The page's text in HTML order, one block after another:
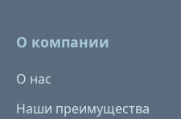
О компании
О нас
Наши преимущества